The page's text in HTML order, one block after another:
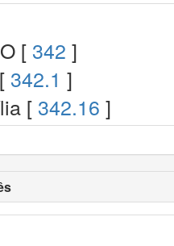
[ 342 ]
342.1 ]
[ 342.16 ]